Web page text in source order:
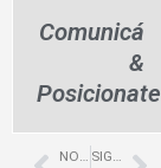
Comunicá
&
Posicionate